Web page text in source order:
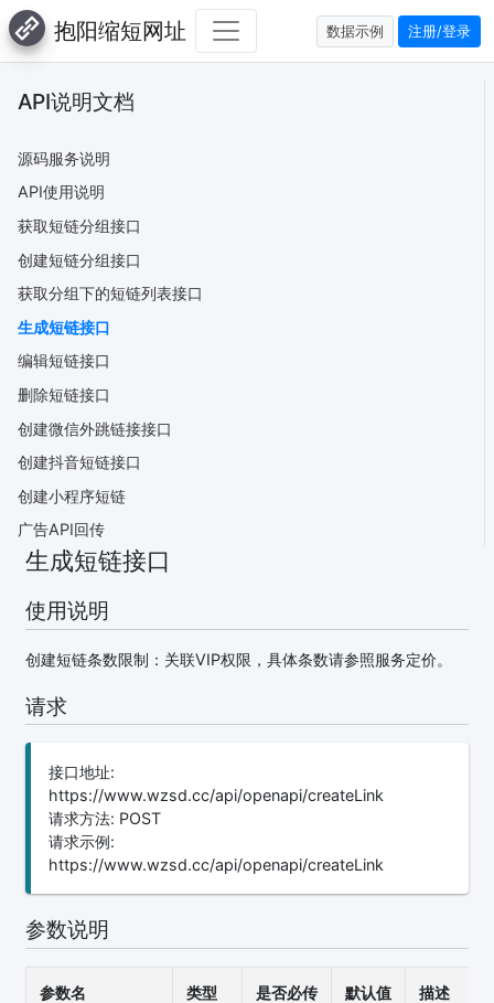
抱阳缩短网址 数据示例 注册/登录
API说明文档
源码服务说明
API使用说明
获取短链分组接口
创建短链分组接口
获取分组下的短链列表接口
生成短链接口
编辑短链接口
删除短链接口
创建微信外跳链接接口
创建抖音短链接口
创建小程序短链
广告API回传
生成短链接口
使用说明
创建短链条数限制：关联VIP权限，具体条数请参照服务定价。
请求
接口地址:
https://www.wzsd.cc/api/openapi/createLink
请求方法: POST
请求示例:
https://www.wzsd.cc/api/openapi/createLink
参数说明
参数名 类型 是否必传 默认值 描述